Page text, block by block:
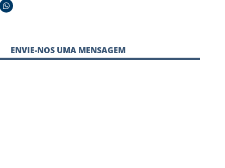
ENVIE-NOS UMA MENSAGEM